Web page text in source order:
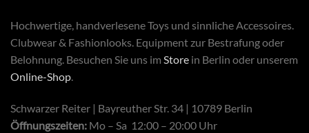
Hochwertige, handverlesene Toys und sinnliche Accessoires.
Clubwear & Fashionlooks. Equipment zur Bestrafung oder
Belohnung. Besuchen Sie uns im Store in Berlin oder unserem
Online-Shop.
Schwarzer Reiter | Bayreuther Str. 34 | 10789 Berlin
Öffnungszeiten: Mo – Sa 12:00 – 20:00 Uhr